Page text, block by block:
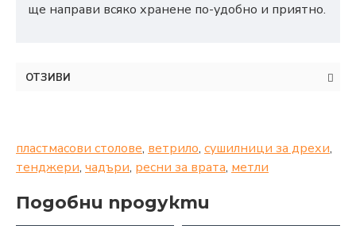
ще направи всяко хранене по-удобно и приятно.
ОТЗИВИ
пластмасови столове, ветрило, сушилници за дрехи,
тенджери, чадъри, ресни за врата, метли
Подобни продукти